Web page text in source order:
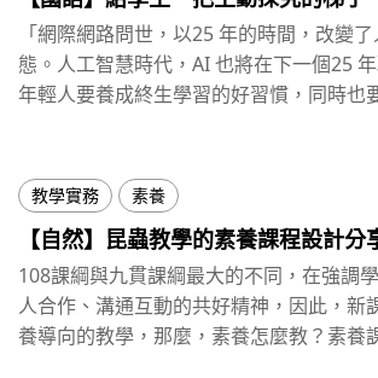
「網際網路問世，以25 年的時間，改變
態。人工智慧時代，AI 也將在下一個25
年輕人要養成終生學習的好習慣，同時也
教學實務 素養
【自然】昆蟲教學的素養課程設計分
108課綱與九貫課綱最大的不同，在強調
人合作、溝通互動的共好精神，因此，新
養導向的教學，那麼，素養怎麼教？素養